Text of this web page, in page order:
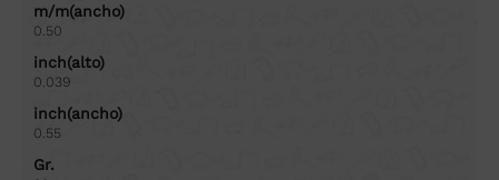
m/m(ancho)
0.50
inch(alto)
0.039
inch(ancho)
0.55
Gr.